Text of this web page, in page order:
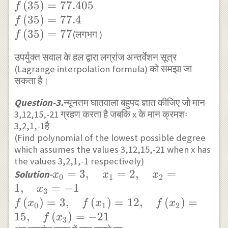
\left( 5.1 \right) \left( -5.9 \right) \left(
-14.9 \right) }{ \left( 38 \right) \left( 32
\right) \left( 21 \right) \left( 12 \right) }
\times 244.2\\ f\left( 372.1 \right)
-1868151.762 }{ 100776 } +\frac {
-4383590.832 }{ -42240 } +\frac {
4333762.133 }{ 35343 } +\frac {
1909221.784 }{ -56160 } +\frac {
1215282.081 }{ 306432 } \\ f\left( 372.1
\right)
=-
33.99611439+3.965911135\\ f\left( 372.1
\right) =177.830599\\ f\left( 372.1
=177.8
\right)
=94.4
}-{ x }_{ 2 } \right)
\left( { x }_{ 1 }-{ x
}_{ 3 } \right) } f\left(
{ x }_{ 1 } \right)
+\frac { \left( x-{ x
}_{ 0 } \right) \left(
x-{ x }_{ 1 } \right)
\left( x-{ x }_{ 3 }
\right) }{ \left( { x
}_{ 2 }-{ x }_{ 0 }
\right) \left( { x }_{ 2
}-{ x }_{ 1 } \right)
\left( { x }_{ 2 }-{ x
}_{ 3 } \right) } f\left(
{ x }_{ 2 } \right)
+\frac { \left( x-{ x
f (35) = 77.405
f (35) = 77.4
f (35) = 77(लगभग )
उपर्युक्त सवाल के हल द्वारा लग्रांज अन्तर्वेशन सूत्र
(Lagrange interpolation formula) को समझा जा
सकता है।
Question-3.न्यूनतम घातवाला बहुपद ज्ञात कीजिए जो मान
3,12,15,-21 ग्रहण करता है जबकि x के मान क्रमशः
3,2,1,-1है
(Find polynomial of the lowest possible degree
which assumes the values 3,12,15,-21 when x has
the values 3,2,1,-1 respectively)
Solution-{ x }_{ 0
}=3,\quad
{ x }_{ 1
}=2,\quad
x0 = 3, x1 = 2, x2 =
1, x3 = −1
f (x0 ) = 3, f (x1 ) = 12, f (x2 ) =
15, f (x3 ) = −21